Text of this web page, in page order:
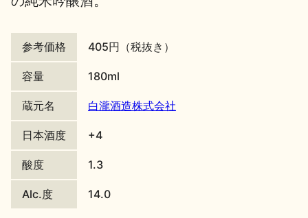
地酒川柳 地酒小説
日本酒の楽しみ方特集
参考価格 405円（税抜き）
容量 180ml
蔵元名 白瀧酒造株式会社
日本酒度 +4
酸度 1.3
Alc.度 14.0